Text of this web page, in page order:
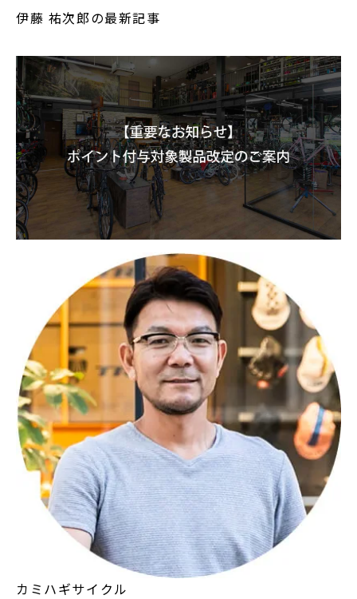
伊藤 祐次郎の最新記事
カミハギサイクル